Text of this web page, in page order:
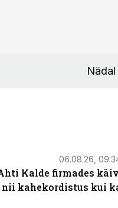
Nädal
06.08.26,
Kalde firmades
kahekordistus kui